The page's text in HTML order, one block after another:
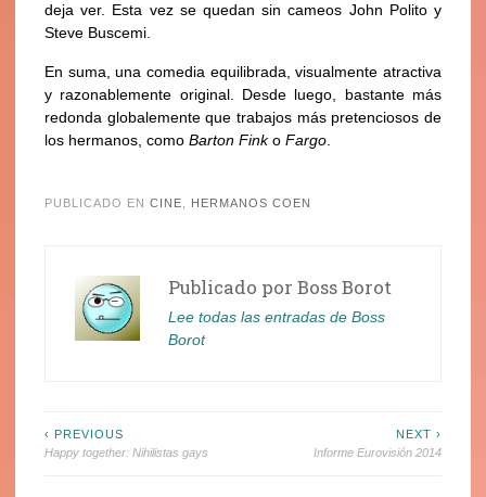
deja ver. Esta vez se quedan sin cameos John Polito y
Steve Buscemi.
En suma, una comedia equilibrada, visualmente atractiva
y razonablemente original. Desde luego, bastante más
redonda globalemente que trabajos más pretenciosos de
los hermanos, como Barton Finko Fargo.
PUBLICADO EN CINE HERMANOS COEN
Publicado por Boss Borot
Lee todas las entradas de Boss
Borot
Navegación
‹ PREVIOUS
Happy together: Nihilistas gays
NEXT ›
Informe Eurovisión 2014